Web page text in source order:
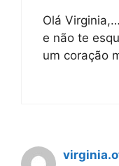
Olá
e não te
um coração